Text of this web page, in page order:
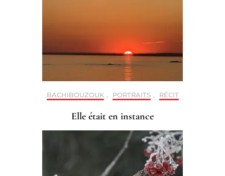
BACHIBOUZOUK , PORTRAITS , RÉCIT
Elle était en instance